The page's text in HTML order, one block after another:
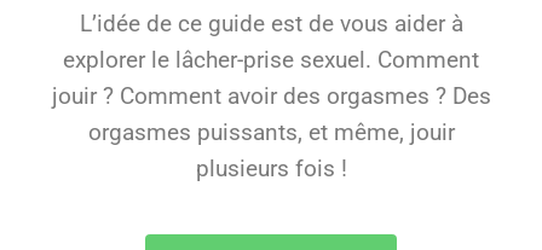
L’idée de ce guide est de vous aider à
explorer le lâcher-prise sexuel. Comment
jouir ? Comment avoir des orgasmes ? Des
orgasmes puissants, et même, jouir
plusieurs fois !